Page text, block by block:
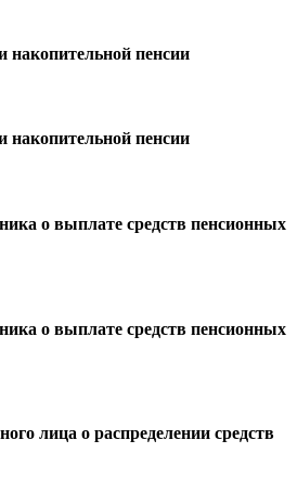
накопительной пенсии
накопительной пенсии
о выплате средств пенсионных
о выплате средств пенсионных
лица о распределении средств